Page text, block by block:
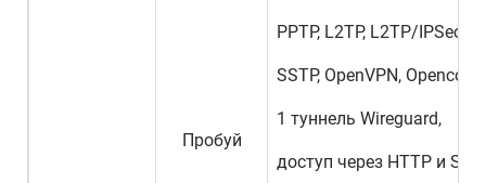
Пробуй
PPTP, L2TP, L2TP/IPSec,
SSTP, OpenVPN,
1 туннель Wireguard,
доступ через HTTP и